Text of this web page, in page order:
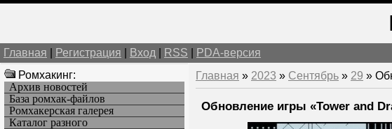
Главная Регистрация Вход RSS PDA-версия
Ромхакинг:
Архив новостей
База ромхак-файлов
Ромхакерская галерея
Каталог разного
Главная » 2023 » Сентябрь » 29 »
Обновление игры «Tower and